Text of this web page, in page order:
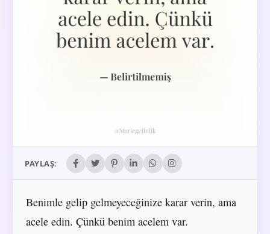
PAYLAŞ:
Benimle gelip gelmeyeceğinize karar verin, ama
acele edin. Çünkü benim acelem var.